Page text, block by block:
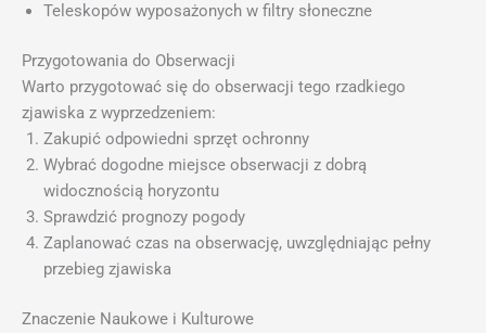
Teleskopów wyposażonych w filtry słoneczne
Przygotowania do Obserwacji
Warto przygotować się do obserwacji tego rzadkiego
zjawiska z wyprzedzeniem:
Zakupić odpowiedni sprzęt ochronny
Wybrać dogodne miejsce obserwacji z dobrą
widocznością horyzontu
Sprawdzić prognozy pogody
Zaplanować czas na obserwację, uwzględniając pełny
przebieg zjawiska
Znaczenie Naukowe i Kulturowe